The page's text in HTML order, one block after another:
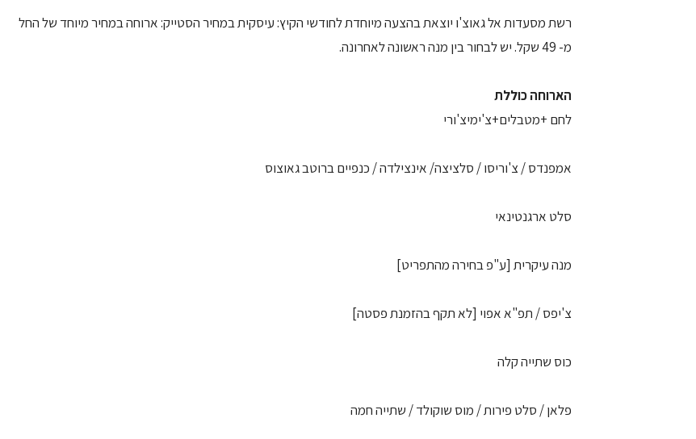
רשת מסעדות אל גאוצ'ו יוצאת בהצעה מיוחדת לחודשי הקיץ: עיסקית במחיר הסטייק: ארוחה במחיר מיוחד של החל
מ- 49 שקל. יש לבחור בין מנה ראשונה לאחרונה.
הארוחה כוללת
לחם +מטבלים+צ'ימיצ'ורי
אמפנדס / צ'וריסו / סלציצה/ אינצילדה / כנפיים ברוטב גאוצוס
סלט ארגנטינאי
מנה עיקרית [ע"פ בחירה מהתפריט]
צ'יפס / תפ"א אפוי [לא תקף בהזמנת פסטה]
כוס שתייה קלה
פלאן / סלט פירות / מוס שוקולד / שתייה חמה